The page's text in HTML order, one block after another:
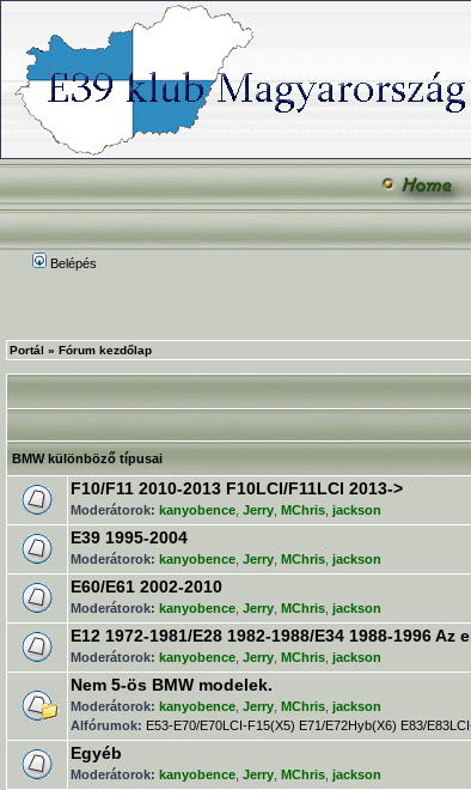
Belépés
Portál » Fórum kezdőlap
BMW különböző típusai
F10/F11 2010-2013 F10LCI/F11LCI 2013->
Moderátorok: kanyobence Jerry MChris jackson
E39 1995-2004
Moderátorok: kanyobence Jerry MChris jackson
E60/E61 2002-2010
Moderátorok: kanyobence Jerry MChris jackson
E12 1972-1981/E28 1982-1988/E34 1988-1996 Az
Moderátorok: kanyobence Jerry MChris jackson
Nem 5-ös BMW modelek.
Moderátorok: kanyobence Jerry MChris jackson
Alfórumok: E53-E70/E70LCI-F15(X5) E71/E72Hyb(X6) E83/
Egyéb
Moderátorok: kanyobence Jerry MChris jackson